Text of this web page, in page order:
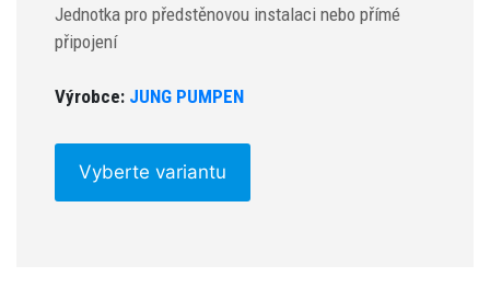
Jednotka pro předstěnovou instalaci nebo přímé
připojení
Výrobce: JUNG PUMPEN
Vyberte variantu